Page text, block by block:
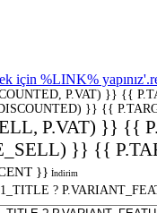
için %LINK%
P.VAT) }} {{
}} {{
P.VAT) }} {{
}} {{
}} İndirim
?